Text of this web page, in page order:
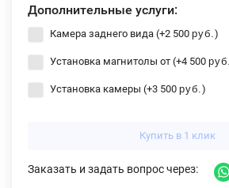
Дополнительные услуги:
Камера заднего вида (+2 500 руб. )
Установка магнитолы от (+4 500 руб.
Установка камеры (+3 500 руб. )
Купить в 1 клик
Заказать и задать вопрос через: